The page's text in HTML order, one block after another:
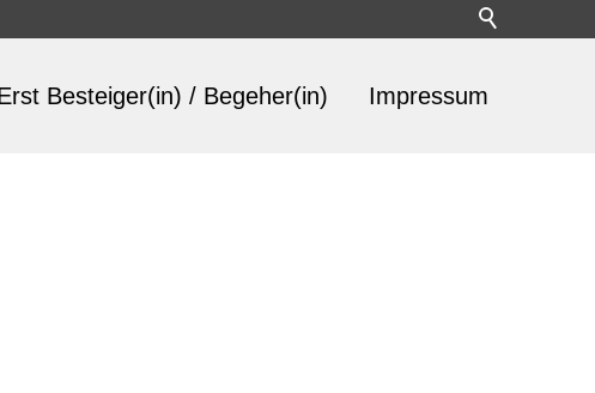
Besteiger(in) / Begeher(in) Impressum